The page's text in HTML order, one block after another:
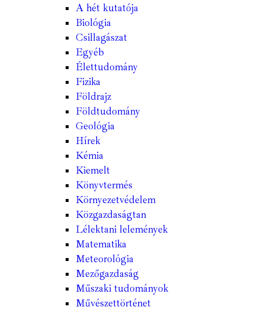
A hét kutatója
Biológia
Csillagászat
Egyéb
Élettudomány
Fizika
Földrajz
Földtudomány
Geológia
Hírek
Kémia
Kiemelt
Könyvtermés
Környezetvédelem
Közgazdaságtan
Lélektani lelemények
Matematika
Meteorológia
Mezőgazdaság
Műszaki tudományok
Művészettörténet